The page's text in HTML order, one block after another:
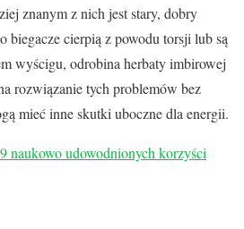
znanym z nich jest stary, dobry
biegacze cierpią z powodu torsji lub są
wyścigu, odrobina herbaty imbirowej
rozwiązanie tych problemów bez
mieć inne skutki uboczne dla energii.
naukowo udowodnionych korzyści